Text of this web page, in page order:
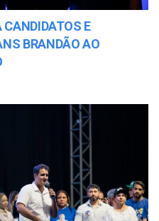
E
BRANDÃO AO